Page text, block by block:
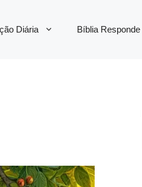
Diária Bíblia Responde